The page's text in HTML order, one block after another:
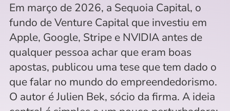
Em março de 2026, a Sequoia Capital, o
fundo de Venture Capital que investiu em
Apple, Google, Stripe e NVIDIA antes de
qualquer pessoa achar que eram boas
apostas, publicou uma tese que tem dado o
que falar no mundo do empreendedorismo.
O autor é Julien Bek, sócio da firma. A ideia